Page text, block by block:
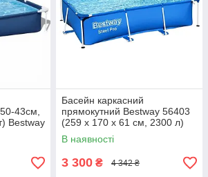
43см,
Bestway
Басейн каркасний
прямокутний Bestway 56403
(259 x 170 x 61 см, 2300 л)
Синій
В наявності
3 300 ₴ 4 342 ₴